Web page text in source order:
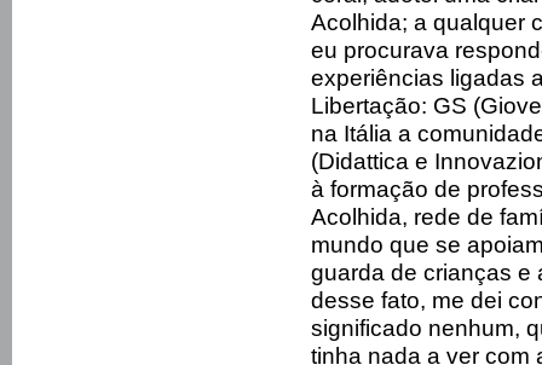
Acolhida; a qualquer
eu procurava
experiências ligadas
Libertação: GS
na Itália a
(Didattica e
à formação de
Acolhida, rede de
mundo que se
guarda de crianças e
desse fato, me dei
significado nenhum,
tinha nada a ver com